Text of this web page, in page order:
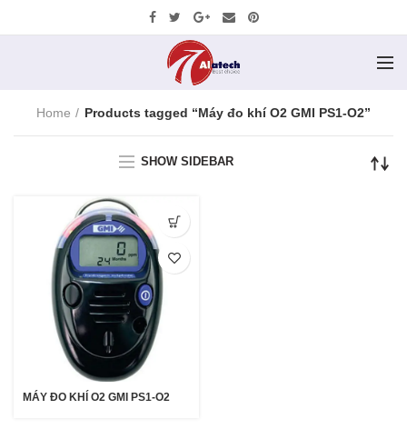
Home Products tagged “Máy đo khí O2 GMI PS1-O2”
SHOW SIDEBAR
MÁY ĐO KHÍ O2 GMI PS1-O2